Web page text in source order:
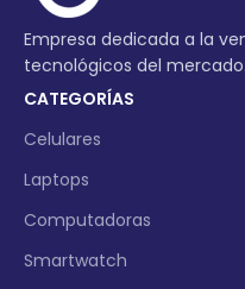
Empresa dedicada a la
tecnológicos del mercado.
CATEGORÍAS
Celulares
Laptops
Computadoras
Smartwatch